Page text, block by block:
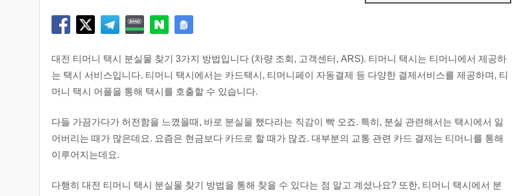
대전 티머니 택시 분실물 찾기 3가지 방법입니다 (차량 조회, 고객센터, ARS). 티머니 택시는 티머니에서 제공하
는 택시 서비스입니다. 티머니 택시에서는 카드택시, 티머니페이 자동결제 등 다양한 결제서비스를 제공하며, 티
머니 택시 어플을 통해 택시를 호출할 수 있습니다.
다들 가끔가다가 허전함을 느꼈을때, 바로 분실을 했다라는 직감이 빡 오죠. 특히, 분실 관련해서는 택시에서 잃
어버리는 때가 많은데요. 요즘은 현금보다 카드로 할 때가 많죠. 대부분의 교통 관련 카드 결제는 티머니를 통해
이루어지는데요.
다행히 대전 티머니 택시 분실물 찾기 방법을 통해 찾을 수 있다는 점 알고 계셨나요? 또한, 티머니 택시에서 분